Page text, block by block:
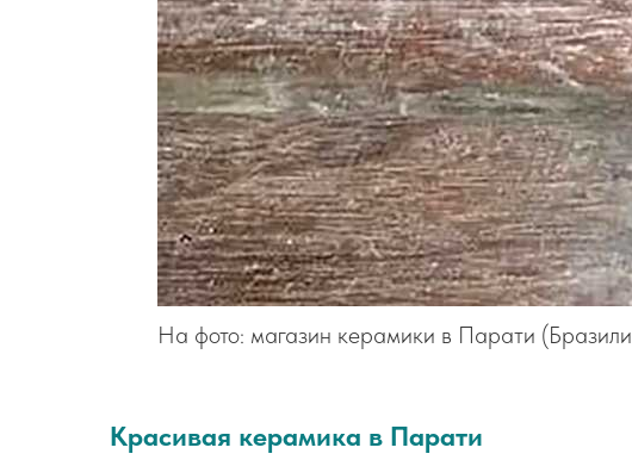
На фото: магазин керамики в Парати
Красивая керамика в Парати